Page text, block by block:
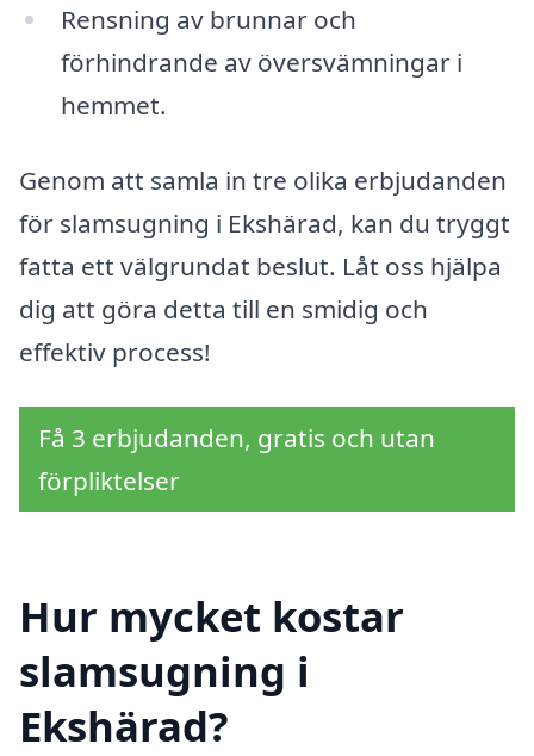
Rensning av brunnar och
förhindrande av översvämningar i
hemmet.
Genom att samla in tre olika erbjudanden
för slamsugning i Ekshärad, kan du tryggt
fatta ett välgrundat beslut. Låt oss hjälpa
dig att göra detta till en smidig och
effektiv process!
Få 3 erbjudanden, gratis och utan
förpliktelser
Hur mycket kostar
slamsugning i
Ekshärad?